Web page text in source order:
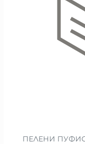
ПЕЛЕНИ ПУФИС